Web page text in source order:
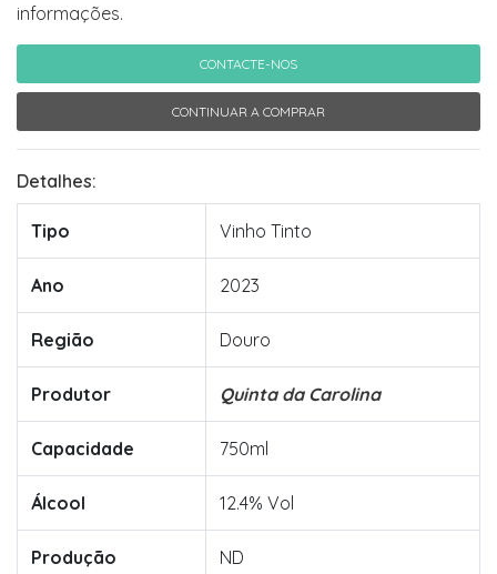
informações.
CONTACTE-NOS
CONTINUAR A COMPRAR
Detalhes:
Tipo Vinho Tinto
Ano 2023
Região Douro
Produtor Quinta da Carolina
Capacidade 750ml
Álcool 12.4% Vol
Produção ND